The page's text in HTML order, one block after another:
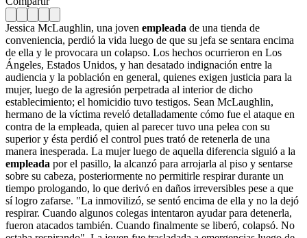
Jessica McLaughlin, una joven empleada de una tienda de
conveniencia, perdió la vida luego de que su jefa se sentara encima
de ella y le provocara un colapso. Los hechos ocurrieron en Los
Ángeles, Estados Unidos, y han desatado indignación entre la
audiencia y la población en general, quienes exigen justicia para la
mujer, luego de la agresión perpetrada al interior de dicho
establecimiento; el homicidio tuvo testigos. Sean McLaughlin,
hermano de la víctima reveló detalladamente cómo fue el ataque en
contra de la empleada, quien al parecer tuvo una pelea con su
superior y ésta perdió el control pues trató de retenerla de una
manera inesperada. La mujer luego de aquella diferencia siguió a la
empleada por el pasillo, la alcanzó para arrojarla al piso y sentarse
sobre su cabeza, posteriormente no permitirle respirar durante un
tiempo prologando, lo que derivó en daños irreversibles pese a que
sí logro zafarse. "La inmovilizó, se sentó encima de ella y no la dejó
respirar. Cuando algunos colegas intentaron ayudar para detenerla,
fueron atacados también. Cuando finalmente se liberó, colapsó. No